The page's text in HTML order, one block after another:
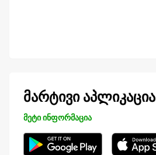
მარტივი აპლიკაცია
მეტი ინფორმაცია